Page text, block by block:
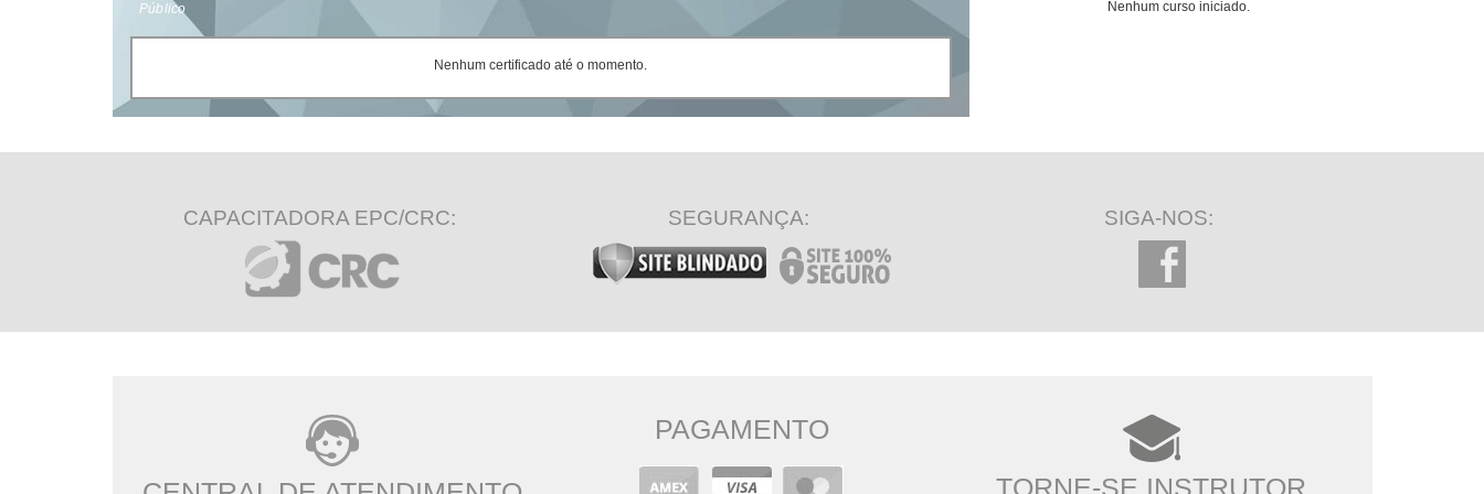
Público
Nenhum certificado até o momento.
Nenhum curso iniciado.
CAPACITADORA EPC/CRC: SEGURANÇA: SIGA-NOS:
PAGAMENTO
TORNE-SE INSTRUTOR